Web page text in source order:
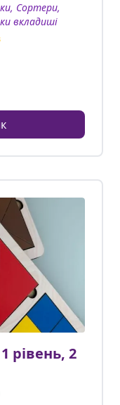
Сортери,
вкладиші
рівень, 2